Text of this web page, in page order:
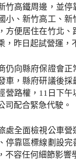
竹高鐵周邊，並停
小、新竹高工、新
方便居住在竹北、
，昨日起試營運，
仍向縣府保證會正
車，縣府研議後採
營路權，11日下
司配合緊急代駛。
處全面檢視公車營
停靠區標線劃設完
不容任何細節影響